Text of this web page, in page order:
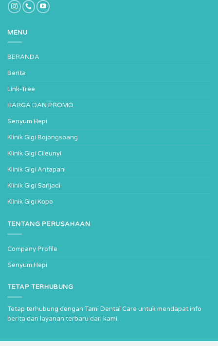
MENU
BERANDA
Berita
Link-Tree
HARGA DAN PROMO
Senyum Hepi
Klinik Gigi Bojongsoang
Klinik Gigi Cileunyi
Klinik Gigi Antapani
Klinik Gigi Sarijadi
Klinik Gigi Kopo
TENTANG PERUSAHAAN
Company Profile
Senyum Hepi
TETAP TERHUBUNG
Tetap terhubung dengan Tami Dental Care untuk mendapat info
berita dan layanan terbaru dari kami.